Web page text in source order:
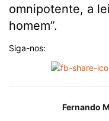
omnipotente, a
homem”.
Siga-nos:
Fernando